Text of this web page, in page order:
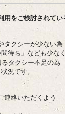
用をご検討されてい
タクシーが少ない為
待ち」なども少な
タクシー不足の為
況です。
連絡いただくよう